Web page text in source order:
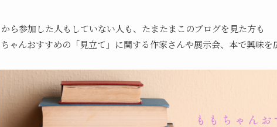
ら参加した人もしていない人も、たまたまこのブログを見た方も
ゃんおすすめの「見立て」に関する作家さんや展示会、本で興味を